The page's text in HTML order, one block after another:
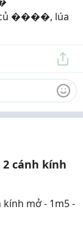
����, lúa
cánh kính
kính mở - 1m5 -